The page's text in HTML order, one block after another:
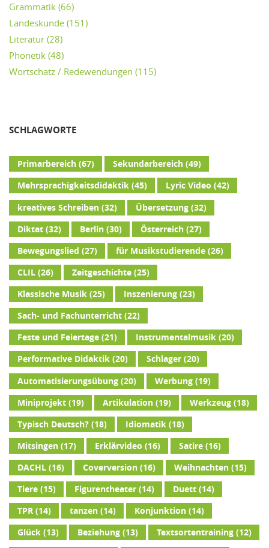
Grammatik (66)
Landeskunde (151)
Literatur (28)
Phonetik (48)
Wortschatz / Redewendungen (115)
SCHLAGWORTE
Primarbereich(67) Sekundarbereich(49)
Mehrsprachigkeitsdidaktik(45) Lyric Video (42)
kreatives Schreiben(32) Übersetzung(32)
Diktat(32) Berlin(30) Österreich(27)
Bewegungslied (27) für Musikstudierende(26)
CLIL(26) Zeitgeschichte(25)
Klassische Musik(25) Inszenierung(23)
Sach- und Fachunterricht(22)
Feste und Feiertage(21) Instrumentalmusik(20)
Performative Didaktik(20) Schlager(20)
Automatisierungsübung(20) Werbung(19)
Miniprojekt(19) Artikulation(19) Werkzeug(18)
Typisch Deutsch?(18) Idiomatik(18)
Mitsingen(17) Erklärvideo (16) Satire(16)
DACHL(16) Coverversion(16) Weihnachten(15)
Tiere(15) Figurentheater(14) Duett(14)
TPR(14) tanzen(14) Konjunktion(14)
Glück(13) Beziehung(13) Textsortentraining(12)